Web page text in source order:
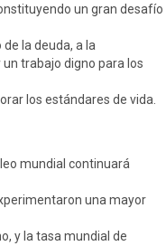
un gran desafío
la deuda, a la
trabajo digno para los
los estándares de vida.
mundial continuará
una mayor
y la tasa mundial de